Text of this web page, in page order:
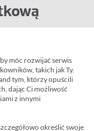
polega na
o wysokości
przepisy
stawka
móc rozwijać serwis
takich jak Ty.
tym, którzy opuścili
dając Ci możliwość
z innymi
określić swoje